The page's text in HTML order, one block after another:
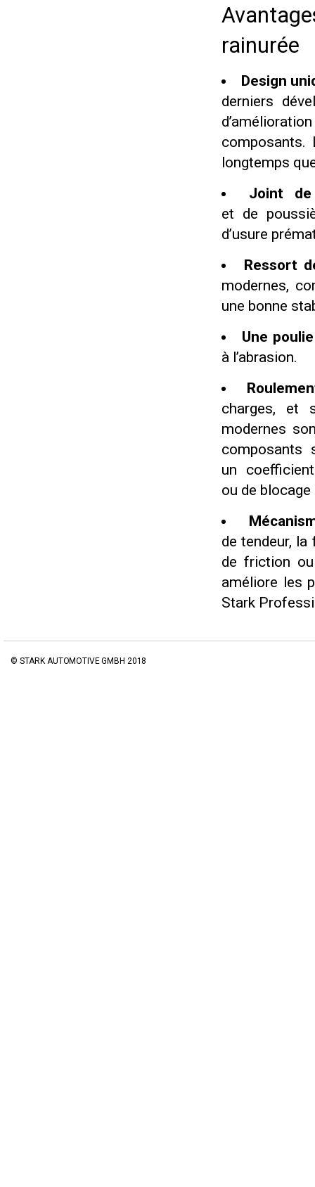
rainurée
Design
derniers
composants.
longtemps
Joint
et de
d’usure
Ressort
modernes,
une bonne
Une
à l’abrasion.
charges, et
modernes
composants
un
ou de
de tendeur,
de friction
améliore les
Stark
© STARK AUTOMOTIVE GMBH 2018